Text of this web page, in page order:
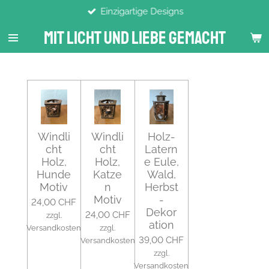
springen
Mit Licht Und Liebe Gemacht
Einzigartige Designs
Windli
cht
Holz,
Hunde
Motiv
24,00 CHF
zzgl.
Versandkosten
Windli
cht
Holz,
Katze
n
Motiv
24,00 CHF
zzgl.
Versandkosten
Holz-
Latern
e Eule,
Wald,
Herbst
-
Dekor
ation
39,00 CHF
zzgl.
Versandkosten